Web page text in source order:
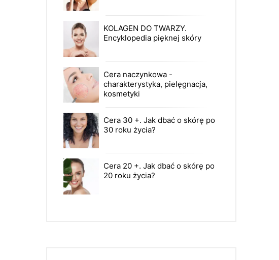
KOLAGEN DO TWARZY.
Encyklopedia pięknej skóry
Cera naczynkowa -
charakterystyka, pielęgnacja,
kosmetyki
Cera 30 +. Jak dbać o skórę po
30 roku życia?
Cera 20 +. Jak dbać o skórę po
20 roku życia?